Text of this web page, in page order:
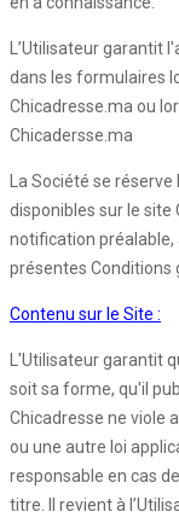
L’Utilisateur garantit
dans les formulaires
Chicadresse.ma ou
Chicadersse.ma
La Société se
disponibles sur le
notification préalable,
présentes Conditions
Contenu sur le Site :
L'Utilisateur garantit
soit sa forme, qu'il
Chicadresse ne viole
ou une autre loi
responsable en cas
titre. Il revient à